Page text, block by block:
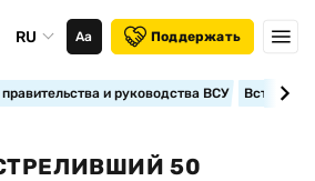
RU Аа Поддержать
и руководства ВСУ
50